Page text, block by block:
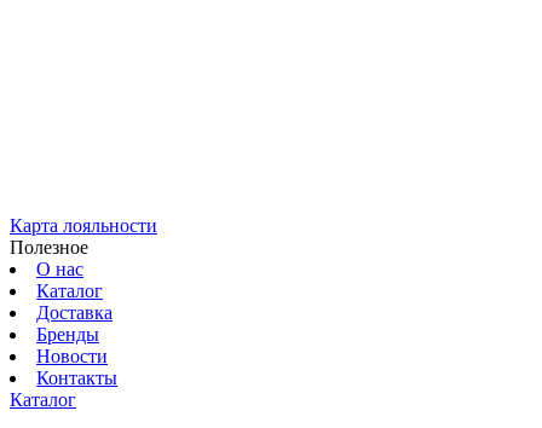
Карта лояльности
Полезное
О нас
Каталог
Доставка
Бренды
Новости
Контакты
Каталог